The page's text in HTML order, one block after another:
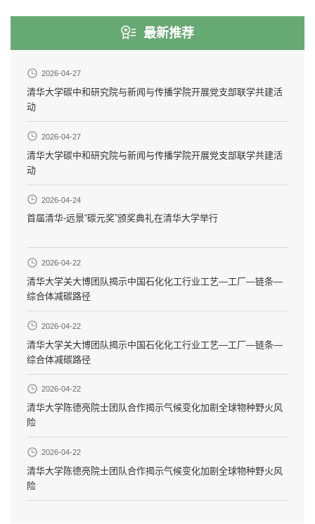
最新推荐
2026-04-27
清华大学碳中和研究院与新闻与传播学院开展党支部联学共建活
动
2026-04-27
清华大学碳中和研究院与新闻与传播学院开展党支部联学共建活
动
2026-04-24
首届清华-远景“碳元奖”颁奖典礼在清华大学举行
2026-04-22
清华大学关大博团队揭示中国石化化工行业工艺—工厂—链条—
综合体减碳路径
2026-04-22
清华大学关大博团队揭示中国石化化工行业工艺—工厂—链条—
综合体减碳路径
2026-04-22
清华大学陈德亮院士团队合作揭示气候变化加剧全球物种野火风
险
2026-04-22
清华大学陈德亮院士团队合作揭示气候变化加剧全球物种野火风
险